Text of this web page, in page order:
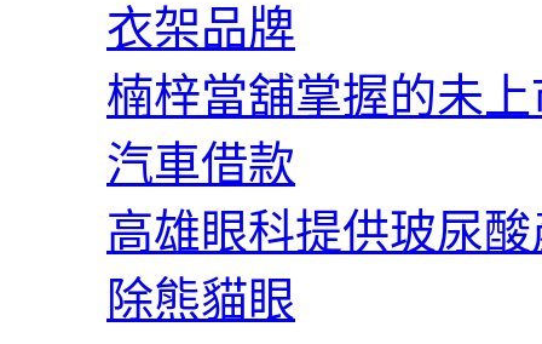
衣架品牌
楠梓當舖掌握的未
汽車借款
高雄眼科提供玻尿
除熊貓眼